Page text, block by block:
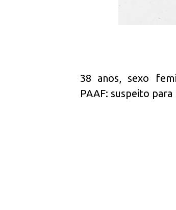
38 anos, sexo
PAAF: suspeito